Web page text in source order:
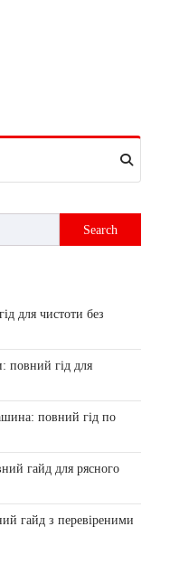
Search
для чистоти без
повний гід для
повний гід по
гайд для рясного
гайд з перевіреними